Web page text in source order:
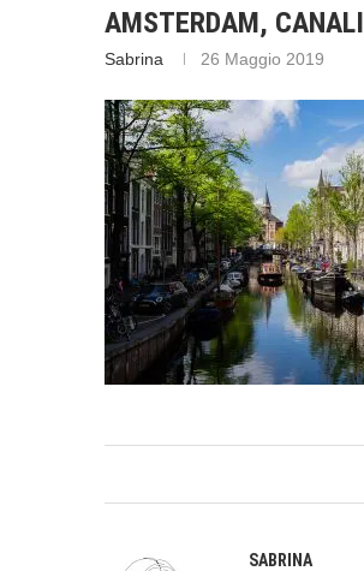
AMSTERDAM, CANALI
Sabrina 26 Maggio 2019
SABRINA